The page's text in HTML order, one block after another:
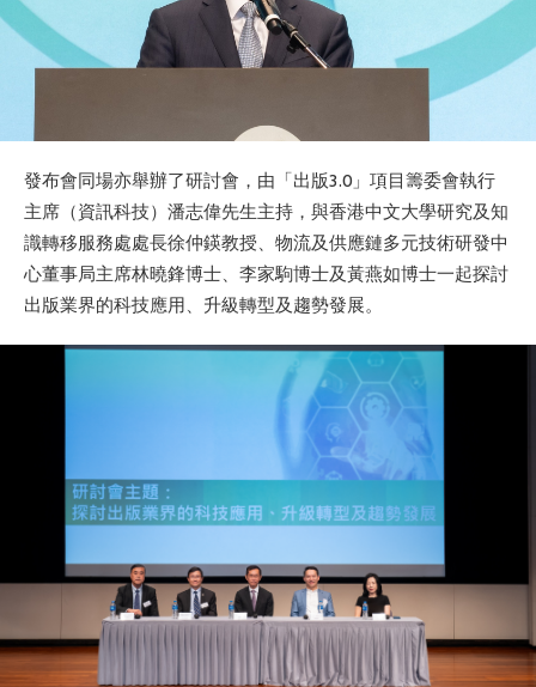
發布會同場亦舉辦了研討會，由「出版3.0」項目籌委會執行
主席（資訊科技）潘志偉先生主持，與香港中文大學研究及知
識轉移服務處處長徐仲鍈教授、物流及供應鏈多元技術研發中
心董事局主席林曉鋒博士、李家駒博士及黃燕如博士一起探討
出版業界的科技應用、升級轉型及趨勢發展。